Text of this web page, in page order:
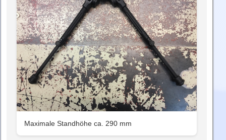
Maximale Standhöhe ca. 290 mm